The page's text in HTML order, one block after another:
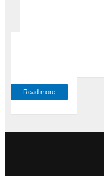
Read more